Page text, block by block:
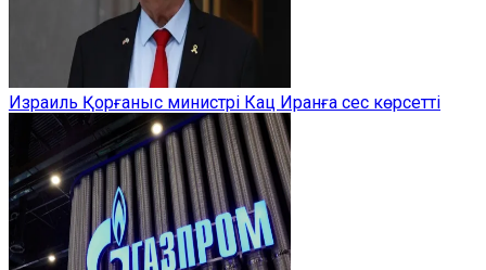
Израиль Қорғаныс министрі Кац Иранға сес көрсетті